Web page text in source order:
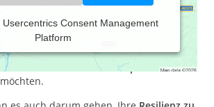
Usercentrics Consent Management
Platform
ich Menschen, die
aufarbeitenund/oderpsychosomatische
depressive
möchten.